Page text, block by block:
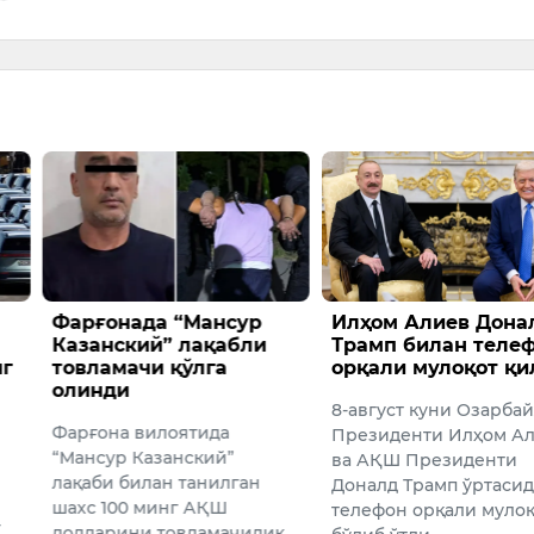
“Мансур
лақабли
қўлга
танилган
АҚШ
Илҳом Алиев Доналд
Трамп билан телефон
орқали мулоқот қилди
8-август куни Озарбайжон
Президенти Илҳом Алиев
ва АҚШ Президенти
Доналд Трамп ўртасида
телефон орқали мулоқот
умумий